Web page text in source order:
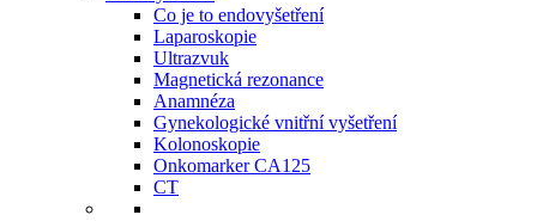
Co je to endovyšetření
Laparoskopie
Ultrazvuk
Magnetická rezonance
Anamnéza
Gynekologické vnitřní vyšetření
Kolonoskopie
Onkomarker CA125
CT